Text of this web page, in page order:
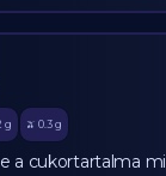
g 🫒 0.3 g
a cukortartalma